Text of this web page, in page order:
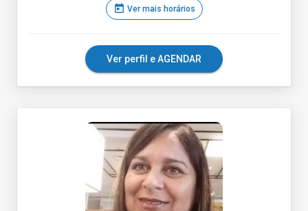
today Ver mais horários
Ver perfil e AGENDAR